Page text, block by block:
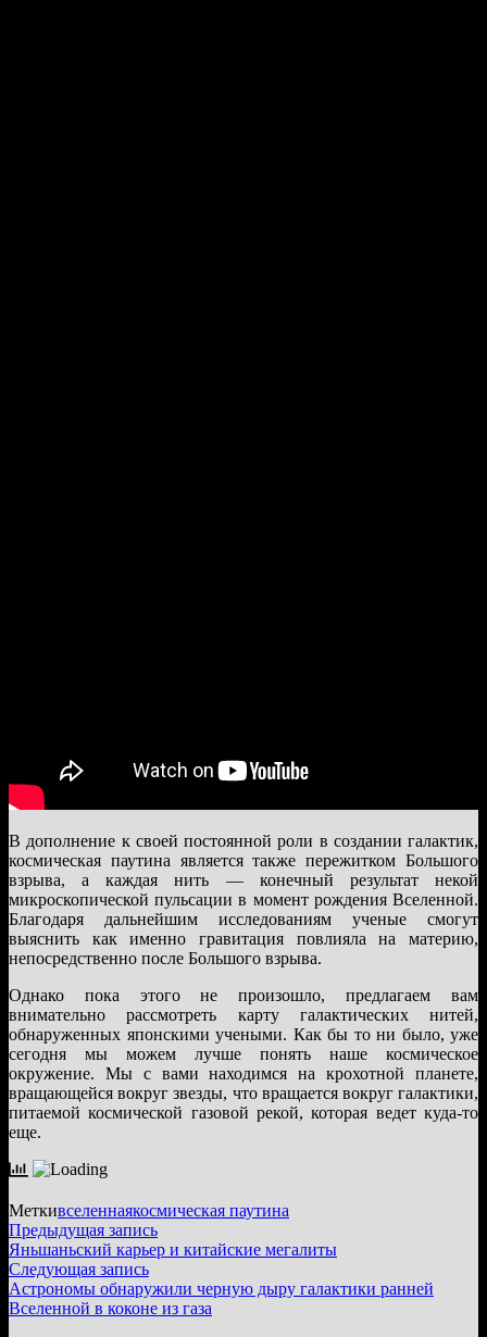
В дополнение к своей постоянной роли в создании галактик,
космическая паутина является также пережитком Большого
взрыва, а каждая нить — конечный результат некой
микроскопической пульсации в момент рождения Вселенной.
Благодаря дальнейшим исследованиям ученые смогут
выяснить как именно гравитация повлияла на материю,
непосредственно после Большого взрыва.
Однако пока этого не произошло, предлагаем вам
внимательно рассмотреть карту галактических нитей,
обнаруженных японскими учеными. Как бы то ни было, уже
сегодня мы можем лучше понять наше космическое
окружение. Мы с вами находимся на крохотной планете,
вращающейся вокруг звезды, что вращается вокруг галактики,
питаемой космической газовой рекой, которая ведет куда-то
еще.
Меткивселеннаякосмическая паутина
Навигация
по
записям
Предыдущая записьПредыдущая
запись:
Яньшаньский карьер и китайские мегалиты
Следующая записьСледующая
запись:
Астрономы обнаружили черную дыру галактики ранней
Вселенной в коконе из газа